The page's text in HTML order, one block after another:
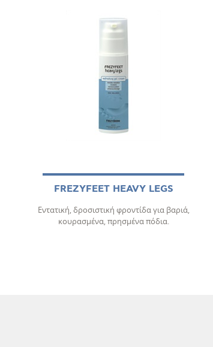
FREZYFEET HEAVY LEGS
Εντατική, δροσιστική φροντίδα για βαριά,
κουρασμένα, πρησμένα πόδια.